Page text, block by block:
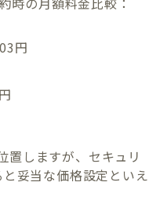
円
しますが、セキュリ
妥当な価格設定といえ